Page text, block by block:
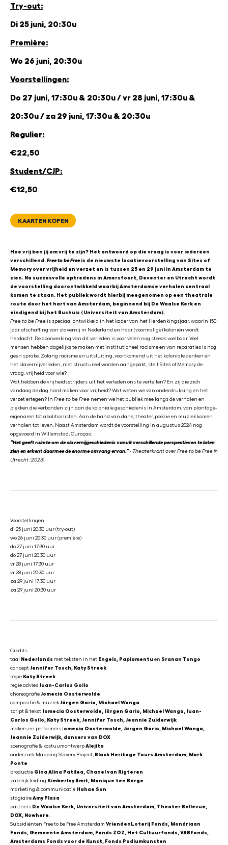
Try-out:
Di 25 juni, 20:30u
Première:
Wo 26 juni, 20:30u
Voorstellingen:
Do 27 juni, 17:30u & 20:30u / vr 28 juni, 17:30u &
20:30u / za 29 juni, 17:30u & 20:30u
Regulier:
€22,50
Student/CJP:
€12,50
KAARTEN KOPEN
Hoe vrij ben jij om vrij te zijn? Het antwoord op die vraag is voor iedereen
verschillend. Free to be Freeis de nieuwste locatievoorstelling van Sites of
Memory over vrijheid en verzet en is tussen 25 en 29 juni in Amsterdam te
zien. Na succesvolle optredens in Amersfoort, Deventer en Utrecht wordt
de voorstelling doorontwikkeld waarbij Amsterdamse verhalen centraal
komen te staan. Het publiek wordt hierbij meegenomen op een theatrale
route door het hart van Amsterdam, beginnend bij De Waalse Kerk en
eindigend bij het Bushuis (Universiteit van Amsterdam).
Free to be Free is speciaal ontwikkeld in het kader van het Herdenkingsjaar, waarin 150
jaar afschaffing van slavernij in Nederland en haar (voormalige) koloniën wordt
herdacht. De doorwerking van dit verleden is voor velen nog steeds voelbaar. Veel
mensen hebben dagelijks te maken met institutioneel racisme en van reparaties is nog
geen sprake. Zolang racisme en uitsluiting, voortkomend uit het koloniale denken en
het slavernijverleden, niet structureel worden aangepakt, stelt Sites of Memory de
vraag: vrijheid voor wie?
Wat hebben de vrijheidsstrijders uit het verleden ons te vertellen? En zij die zich
vandaag de dag hard maken voor vrijheid? Wat weten we van onderdrukking en het
verzet ertegen? In Free to be Free nemen we het publiek mee langs de verhalen en
plekken die verbonden zijn aan de koloniale geschiedenis in Amsterdam, van plantage-
eigenaren tot abolitionisten. Aan de hand van dans, theater, poëzie en muziek komen
verhalen tot leven. Naast Amsterdam wordt de voorstelling in augustus 2024 nog
opgevoerd in Willemstad, Curaçao.
“Het geeft ruimte om de slavernijgeschiedenis vanuit verschillende perspectieven te laten
zien en erkent daarmee de enorme omvang ervan.”- Theaterkrant over Free to be Free in
Utrecht (2023)
Voorstellingen
di 25 juni 20:30 uur (try-out)
wo 26 juni 20:30 uur (première)
do 27 juni 17:30 uur
do 27 juni 20:30 uur
vr 28 juni 17:30 uur
vr 28 juni 20:30 uur
za 29 juni 17:30 uur
za 29 juni 20:30 uur
Credits
taal
Nederlands met teksten in het Engels, Papiamentu en Sranan Tongo
concept Jennifer Tosch, Katy Streek
regie Katy Streek
regie advies Juan-Carlos Goilo
choreografie Jomecia Oosterwolde
compositie & muziek Jörgen Gario, Michael Wanga
script & tekst Jomecia Oosterwolde, Jörgen Gario, Michael Wanga, Juan-
Carlos Goilo, Katy Streek, Jennifer Tosch, Jeannie Zuiderwijk
makers en performers J omecia Oosterwolde, Jörgen Gario, Michael Wanga,
Jeannie Zuiderwijk, dansers van DOX
scenografie & kostuumontwerp Alejita
onderzoek Mapping Slavery Project, Black Heritage Tours Amsterdam, Mark
Ponte
productie Gina Alina Patilea, Chanel van Rigteren
zakelijk leiding Kimberley Smit, Monique ten Berge
marketing & communicatie Hahae Son
stagiaire Amy Plasa
partners De Waalse Kerk, Universiteit van Amsterdam, Theater Bellevue,
DOX, Nowhere.
Subsidiënten Free to be Free Amsterdam VriendenLoterij Fonds, Mondriaan
Fonds, Gemeente Amsterdam, Fonds ZOZ, Het Cultuurfonds, VSBfonds,
Amsterdams Fonds voor de Kunst, Fonds Podiumkunsten